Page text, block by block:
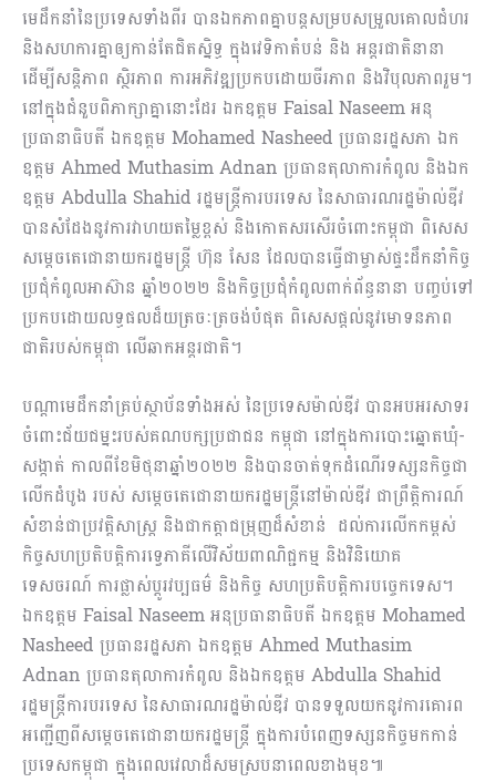
មេដឹកនាំនៃប្រទេសទាំងពីរ បានឯកភាពគ្នាបន្តសម្របសម្រួលគោលជំហរ
និងសហការគ្នាឲ្យកាន់តែជិតស្និទ្ធ ក្នុងវេទិកាតំបន់ និង អន្តរជាតិនានា
ដើម្បីសន្តិភាព ស្ថិរភាព ការអភិវឌ្ឍប្រកបដោយចីរភាព និងវិបុលភាពរួម។
នៅក្នុងជំនួបពិភាក្សាគ្នានោះដែរ ឯកឧត្តម Faisal Naseem អនុ
ប្រធានាធិបតី ឯកឧត្តម Mohamed Nasheed ប្រធានរដ្ឋសភា ឯក
ឧត្តម Ahmed Muthasim Adnan ប្រធានតុលាការកំពូល និងឯក
ឧត្តម Abdulla Shahid រដ្ឋមន្រ្តីការបរទេស នៃសាធារណរដ្ឋម៉ាល់ឌីវ
បានសំដែងនូវការវាហយតម្លៃខ្ពស់ និងកោតសរសើរចំពោះកម្ពុជា ពិសេស
សម្តេចតេជោនាយករដ្ឋមន្រ្តី ហ៊ុន សែន ដែលបានធ្វើជាម្ចាស់ផ្ទះដឹកនាំកិច្ច
ប្រជុំកំពូលអាស៊ាន ឆ្នាំ២០២២ និងកិច្ចប្រជុំកំពូលពាក់ព័ន្ធនានា បញ្ចប់ទៅ
ប្រកបដោយលទ្ធផលដ៏យត្រចៈត្រចង់បំផុត ពិសេសផ្តល់នូវមោទនភាព
ជាតិរបស់កម្ពុជា លើឆាកអន្តរជាតិ។
បណ្តាមេដឹកនាំគ្រប់ស្ថាប័នទាំងអស់ នៃប្រទេសម៉ាល់ឌីវ បានអបអរសាទរ
ចំពោះជ័យជម្នះរបស់គណបក្សប្រជាជន កម្ពុជា នៅក្នុងការបោះឆ្នោតឃុំ-
សង្កាត់ កាលពីខែមិថុនាឆ្នាំ២០២២ និងបានចាត់ទុកដំណើរទស្សនកិច្ចជា
លើកដំបូង របស់ សម្ដេចតេជោនាយករដ្ឋមន្ត្រីនៅម៉ាល់ឌីវ ជាព្រឹត្តិការណ៍
សំខាន់ជាប្រវត្តិសាស្ត្រ និងជាកត្តាជម្រុញដ៏សំខាន់ ដល់ការលើកកម្ពស់
កិច្ចសហប្រតិបត្តិការទ្វេភាគីលើវិស័យពាណិជ្ជកម្ម និងវិនិយោគ
ទេសចរណ៍ ការផ្លាស់ប្តូរវប្បធម៌ និងកិច្ច សហប្រតិបត្តិការបច្ចេកទេស។
ឯកឧត្តម Faisal Naseem អនុប្រធានាធិបតី ឯកឧត្តម Mohamed
Nasheed ប្រធានរដ្ឋសភា ឯកឧត្តម Ahmed Muthasim
Adnan ប្រធានតុលាការកំពូល និងឯកឧត្តម Abdulla Shahid
រដ្ឋមន្រ្តីការបរទេស នៃសាធារណរដ្ឋម៉ាល់ឌីវ បានទទួលយកនូវការគោរព
អញ្ជើញពីសម្តេចតេជោនាយករដ្ឋមន្រ្តី ក្នុងការបំពេញទស្សនកិច្ចមកកាន់
ប្រទេសកម្ពុជា ក្នុងពេលវេលាដ៏សមស្របនាពេលខាងមុខ៕